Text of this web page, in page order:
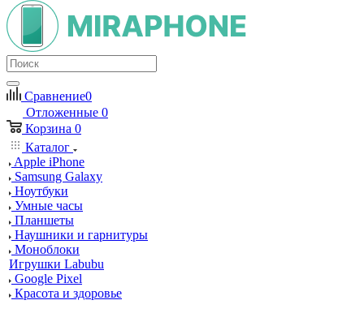
Сравнение0
Отложенные 0
Корзина 0
Каталог
Apple iPhone
Samsung Galaxy
Ноутбуки
Умные часы
Планшеты
Наушники и гарнитуры
Моноблоки
Игрушки Labubu
Google Pixel
Красота и здоровье